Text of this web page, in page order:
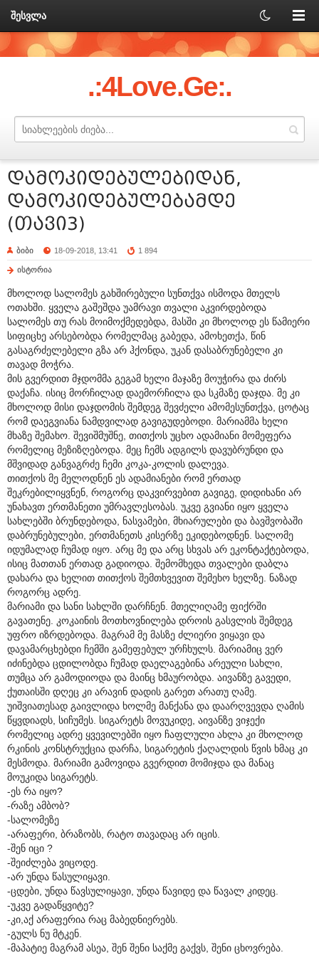
შესვლა
.:4Love.Ge:.
დამოკიდებულებიდან,
დამოკიდებულებამდე
(თავი3)
ბიბი 18-09-2018, 13:41 1 894
ისტორია
მხოლოდ სალომეს გახშირებული სუნთქვა ისმოდა მთელს
ოთახში. ყველა გაშეშდა უამრავი თვალი აკვირდებოდა
სალომეს თუ რას მოიმოქმედებდა, მასში კი მხოლოდ ეს წამიერი
სიფიცხე არსებობდა რომელმაც გაბედა, ამოხეთქა, წინ
გასაგრძელებელი გზა არ ჰქონდა, უკან დასაბრუნებელი კი
თავად მოჭრა.
მის გვერდით მჯდომმა გეგამ ხელი მაჯაზე მოუჭირა და ძირს
დაქაჩა. ისიც მორჩილად დაემორჩილა და სკმაზე დაჯდა. მე კი
მხოლოდ მისი დაჯდომის შემდეგ შევძელი ამომესუნთქვა, ცოტაც
რომ დაეგვიანა ნამდვილად გავიგუდებოდი. მარიამმა ხელი
მხაზე შემახო. შევიშმუშნე, თითქოს უცხო ადამიანი მომეფერა
რომელიც მეზიზღებოდა. მეც ჩემს ადგილს დავუბრუნდი და
მშვიდად განვაგრძე ჩემი კოკა-კოლის დალევა.
თითქოს მე მელოდნენ ეს ადამიანები რომ ერთად
შეკრებილიყვნენ, როგორც დაკვირვებით გავიგე, დიდიხანი არ
უნახავთ ერთმანეთი უმრავლესობას. უკვე გვიანი იყო ყველა
სახლებში ბრუნდებოდა, ნასვამები, მხიარულები და ბავშვობაში
დაბრუნებულები, ერთმანეთს კისერზე ეკიდებოდნენ. სალომე
იდუმალად ჩუმად იყო. არც მე და არც სხვას არ ეკონტაქტებოდა,
ისიც მათთან ერთად გადიოდა. შემომხედა თვალები დაბლა
დახარა და ხელით თითქოს შემთხვევით შემეხო ხელზე. ნაზად
როგორც ადრე.
მარიამი და სანი სახლში დარჩნენ. მთელიღამე ფიქრში
გავათენე. კოკაინის მოთხოვნილება დროის გასვლის შემდეგ
უფრო იზრდებოდა. მაგრამ მე მასზე ძლიერი ვიყავი და
დავამარცხებდი ჩემში გამეფებულ ურჩხულს. მარიამიც ვერ
იძინებდა ცდილობდა ჩუმად დაელაგებინა არეული სახლი,
თუმცა არ გამოდიოდა და მაინც ხმაურობდა. აივანზე გავედი,
ქუთაისში დღეც კი არავინ დადის გარეთ არათუ ღამე.
უიშვიათესად გაივლიდა ხოლმე მანქანა და დაარღვევდა ღამის
წყვდიადს, სიჩუმეს. სიგარეტს მოვუკიდე, აივანზე ვიჯექი
რომელიც ადრე ყვევილებში იყო ჩაფლული ახლა კი მხოლოდ
რკინის კონსტრუქცია დარჩა, სიგარეტის ქაღალდის წვის ხმაც კი
მესმოდა. მარიამი გამოვიდა გვერდით მომიჯდა და მანაც
მოუკიდა სიგარეტს.
-ეს რა იყო?
-რაზე ამბობ?
-სალომეზე
-არაფერი, ბრაზობს, რატო თავადაც არ იცის.
-შენ იცი ?
-შეიძლება ვიცოდე.
-არ უნდა წასულიყავი.
-ცდები, უნდა წავსულიყავი, უნდა წავიდე და წავალ კიდეც.
-უკვე გადაწყვიტე?
-კი,აქ არაფერია რაც მაბედნიერებს.
-გულს ნუ მტკენ.
-მაპატიე მაგრამ ასეა, შენ შენი საქმე გაქვს, შენი ცხოვრება.